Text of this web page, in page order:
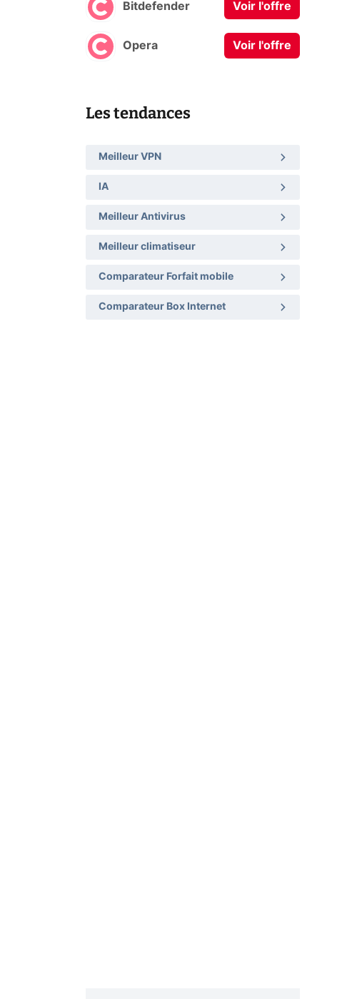
Bitdefender Voir l'offre
Opera Voir l'offre
Les tendances
Meilleur VPN
IA
Meilleur Antivirus
Meilleur climatiseur
Comparateur Forfait mobile
Comparateur Box Internet